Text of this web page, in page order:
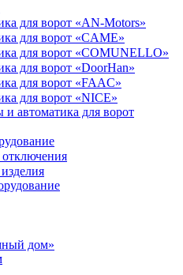
для ворот «AN-Motors»
для ворот «CAME»
для ворот «COMUNELLO»
для ворот «DoorHan»
для ворот «FAAC»
для ворот «NICE»
автоматика для ворот
отключения
дом»